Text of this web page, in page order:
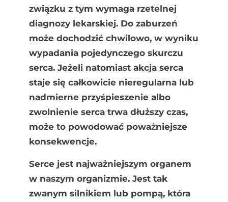
związku z tym wymaga rzetelnej
diagnozy lekarskiej. Do zaburzeń
może dochodzić chwilowo, w wyniku
wypadania pojedynczego skurczu
serca. Jeżeli natomiast akcja serca
staje się całkowicie nieregularna lub
nadmierne przyśpieszenie albo
zwolnienie serca trwa dłuższy czas,
może to powodować poważniejsze
konsekwencje.
Serce jest najważniejszym organem
w naszym organizmie. Jest tak
zwanym silnikiem lub pompą, która